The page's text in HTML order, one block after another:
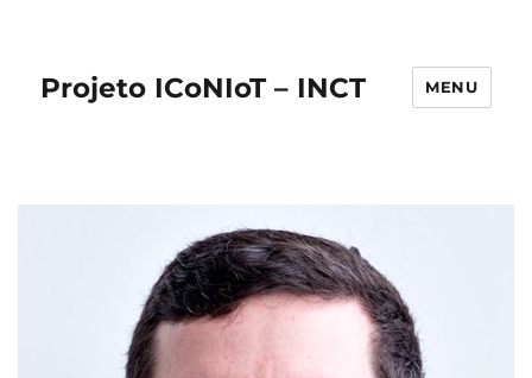
Projeto ICoNIoT – INCT MENU